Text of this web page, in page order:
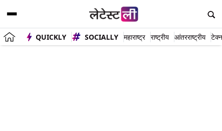
QUICKLY SOCIALLY महाराष्ट्र राष्ट्रीय आंतरराष्ट्रीय